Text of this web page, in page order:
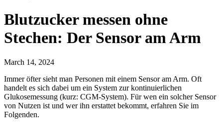
Blutzucker messen ohne
Stechen: Der Sensor am Arm
March 14, 2024
Immer öfter sieht man Personen mit einem Sensor am Arm. Oft
handelt es sich dabei um ein System zur kontinuierlichen
Glukosemessung (kurz: CGM-System). Für wen ein solcher Sensor
von Nutzen ist und wer ihn erstattet bekommt, erfahren Sie im
Folgenden.